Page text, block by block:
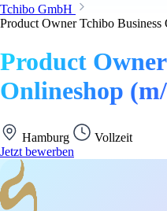
Tchibo GmbH
Product Owner Tchibo
Product
Onlineshop
Hamburg
Vollzeit
Jetzt bewerben